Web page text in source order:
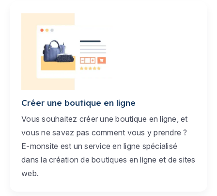
Créer une boutique en ligne
Vous souhaitez créer une boutique en ligne, et
vous ne savez pas comment vous y prendre ?
E-monsite est un service en ligne spécialisé
dans la création de boutiques en ligne et de sites
web.